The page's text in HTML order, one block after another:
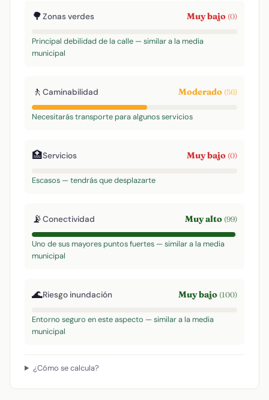
🌳Zonas verdes Muy bajo (0)
Principal debilidad de la calle — similar a la media
municipal
🚶 Caminabilidad Moderado (56)
Necesitarás transporte para algunos servicios
🏥Servicios Muy bajo (0)
Escasos — tendrás que desplazarte
📡Conectividad Muy alto (99)
Uno de sus mayores puntos fuertes — similar a la media
municipal
🌊Riesgo inundación Muy bajo (100)
Entorno seguro en este aspecto — similar a la media
municipal
¿Cómo se calcula?